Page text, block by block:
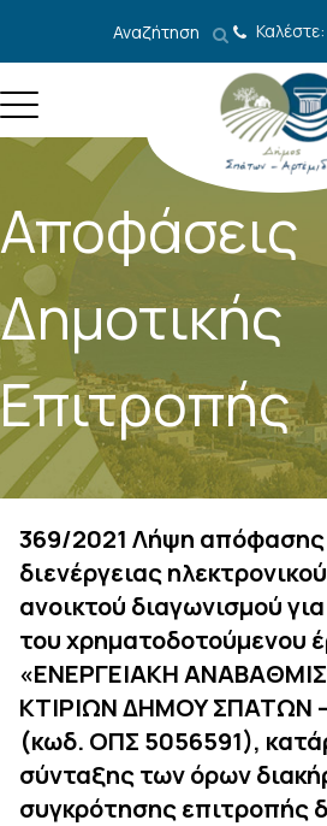
Αναζήτηση
Αποφάσεις
Δημοτικής
Επιτροπής
369/2021 Λήψη απόφασης
διενέργειας
ανοικτού διαγωνισμού
του χρηματοδοτούμενου
«ΕΝΕΡΓΕΙΑΚΗ
ΚΤΙΡΙΩΝ ΔΗΜΟΥ ΣΠΑΤΩΝ
(κωδ. ΟΠΣ 5056591),
σύνταξης των όρων
συγκρότησης επιτροπής